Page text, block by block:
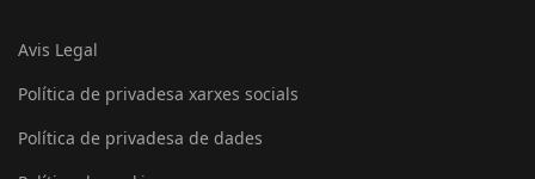
Avis Legal
Política de privadesa xarxes socials
Política de privadesa de dades